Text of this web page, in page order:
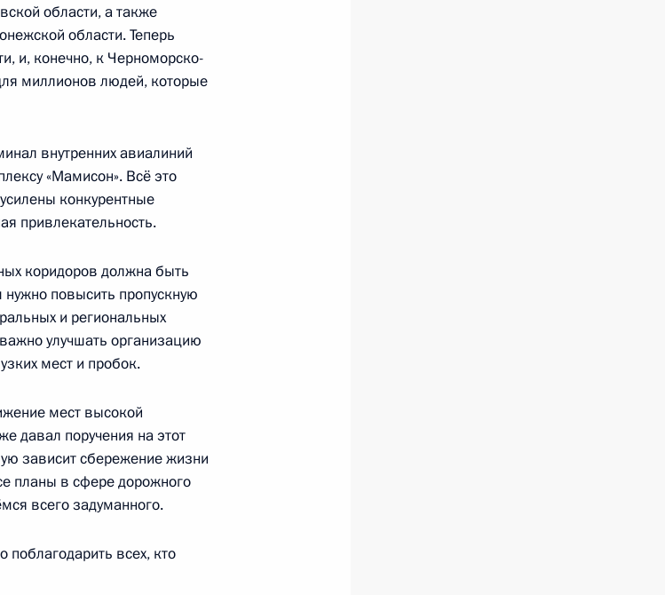
8
медико-
16
области, а также
области. Теперь
и, конечно, к Черноморско-
миллионов людей, которые
внутренних авиалиний
«Мамисон». Всё это
конкурентные
привлекательность.
коридоров должна быть
повысить пропускную
и региональных
улучшать организацию
мест и пробок.
мест высокой
давал поручения на этот
зависит сбережение жизни
планы в сфере дорожного
всего задуманного.
поблагодарить всех, кто